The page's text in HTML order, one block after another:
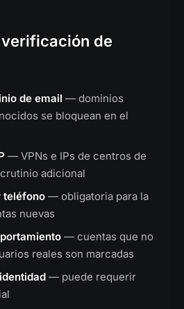
de
de email — dominios
se bloquean en el
— VPNs e IPs de centros de
adicional
teléfono — obligatoria para la
nuevas
— cuentas que no
reales son marcadas
— puede requerir